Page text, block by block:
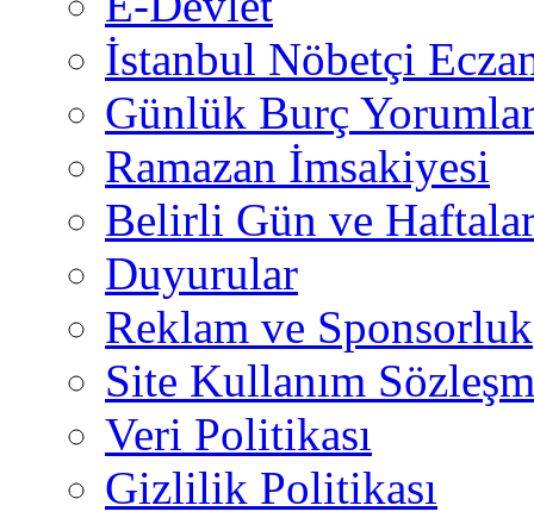
İstanbul Nöbetçi
Günlük Burç
Ramazan İmsakiyesi
Belirli Gün ve
Duyurular
Reklam ve Sponsorluk
Site Kullanım
Veri Politikası
Gizlilik Politikası